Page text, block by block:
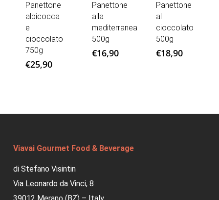
Panettone
albicocca
e
cioccolato
750g
€25,90
Panettone
alla
mediterranea
500g
€16,90
Panettone
al
cioccolato
500g
€18,90
Viavai Gourmet Food & Beverage
di Stefano Visintin
Via Leonardo da Vinci, 8